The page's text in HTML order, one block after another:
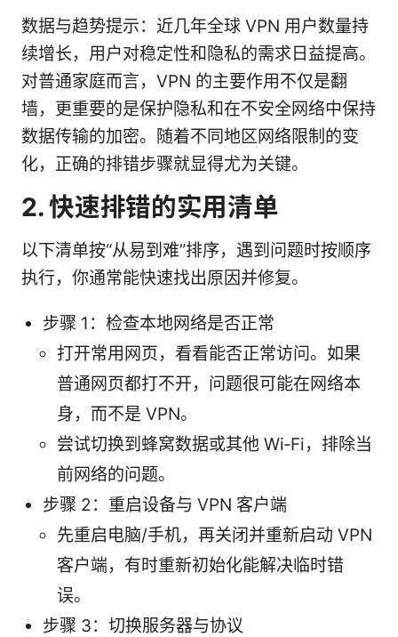
数据与趋势提示：近几年全球 VPN 用户数量持
续增长，用户对稳定性和隐私的需求日益提高。
对普通家庭而言，VPN 的主要作用不仅是翻
墙，更重要的是保护隐私和在不安全网络中保持
数据传输的加密。随着不同地区网络限制的变
化，正确的排错步骤就显得尤为关键。
2. 快速排错的实用清单
以下清单按“从易到难”排序，遇到问题时按顺序
执行，你通常能快速找出原因并修复。
步骤 1：检查本地网络是否正常
打开常用网页，看看能否正常访问。如果
普通网页都打不开，问题很可能在网络本
身，而不是 VPN。
尝试切换到蜂窝数据或其他 Wi‑Fi，排除当
前网络的问题。
步骤 2：重启设备与 VPN 客户端
先重启电脑/手机，再关闭并重新启动 VPN
客户端，有时重新初始化能解决临时错
误。
步骤 3：切换服务器与协议